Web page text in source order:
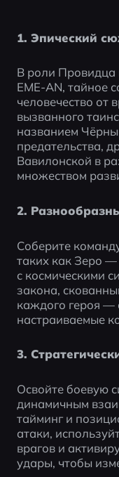
1. Эпический
В роли Провидца
EME-AN, тайное
человечество от
вызванного
названием
предательства,
Вавилонской в
множеством
2.
Соберите
таких как Зеро
с космическими
закона,
каждого героя —
настраиваемые
3.
Освойте боевую
динамичным
тайминг и
атаки,
врагов и
удары, чтобы